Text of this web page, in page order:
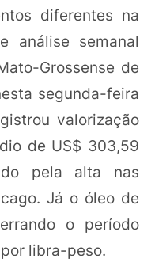
diferentes na
análise semanal
Grossense de
segunda-feira
valorização
de US$ 303,59
pela alta nas
Já o óleo de
o período
libra-peso.